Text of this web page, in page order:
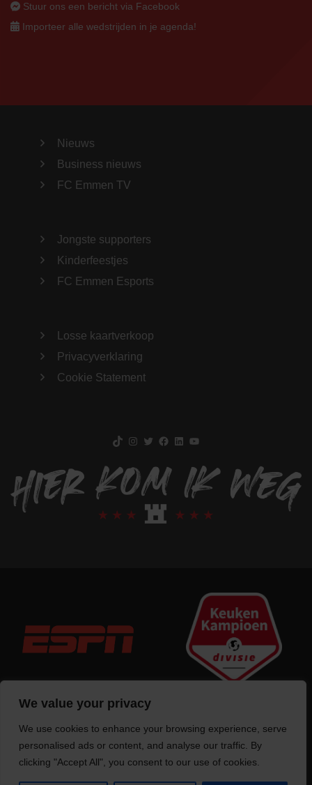
We value your privacy
We use cookies to enhance your browsing experience, serve
personalised ads or content, and analyse our traffic. By
clicking "Accept All", you consent to our use of cookies.
Stuur ons een bericht via Facebook
Importeer alle wedstrijden in je agenda!
Nieuws
Business nieuws
FC Emmen TV
Jongste supporters
Kinderfeestjes
FC Emmen Esports
Losse kaartverkoop
Privacyverklaring
Cookie Statement
Trotse bouwervan deze website